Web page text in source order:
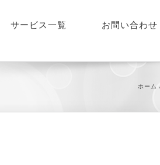
サービス一覧 お問い合わせ
ホーム